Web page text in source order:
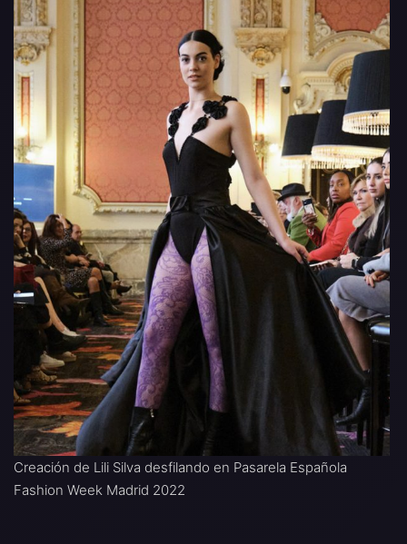
Creación de Lili Silva desfilando en Pasarela Española
Fashion Week Madrid 2022